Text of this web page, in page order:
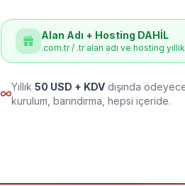
Alan Adı + Hosting DAHİL
.com.tr / .tr alan adı ve hosting
Yıllık 50 USD + KDV dışında
kurulum, barındırma, hepsi içeride.